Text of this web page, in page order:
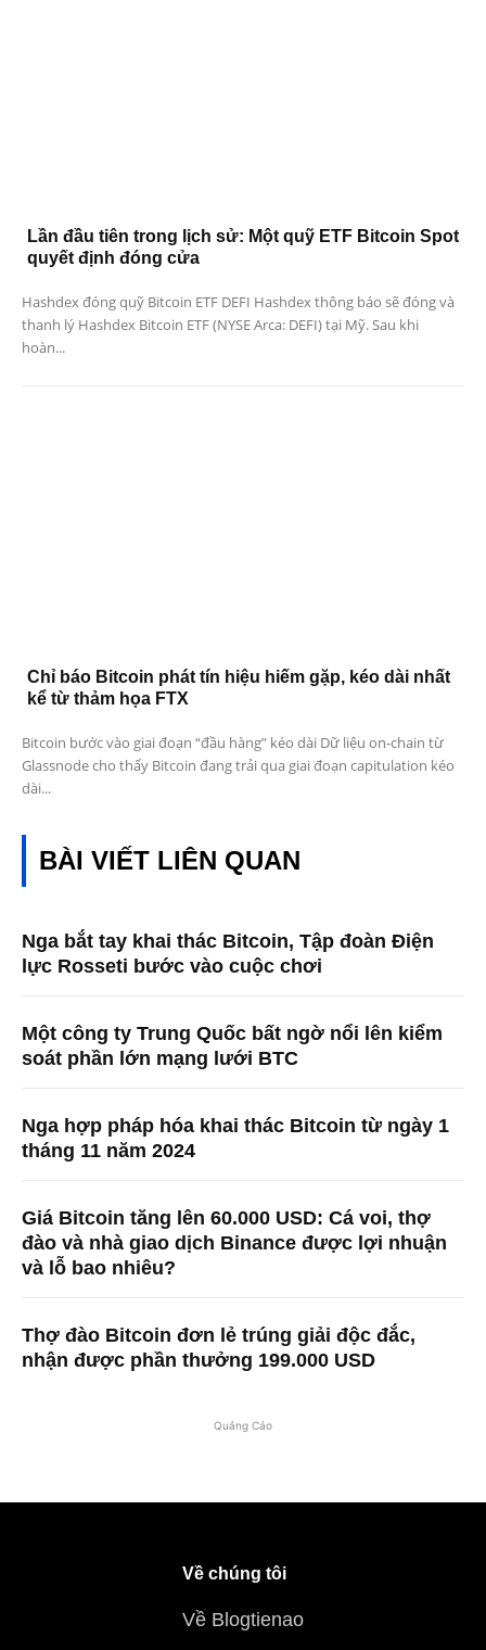
Lần đầu tiên trong lịch sử: Một quỹ ETF Bitcoin Spot
quyết định đóng cửa
Hashdex đóng quỹ Bitcoin ETF DEFI Hashdex thông báo sẽ đóng và
thanh lý Hashdex Bitcoin ETF (NYSE Arca: DEFI) tại Mỹ. Sau khi
hoàn...
Chỉ báo Bitcoin phát tín hiệu hiếm gặp, kéo dài nhất
kể từ thảm họa FTX
Bitcoin bước vào giai đoạn “đầu hàng” kéo dài Dữ liệu on-chain từ
Glassnode cho thấy Bitcoin đang trải qua giai đoạn capitulation kéo
dài...
BÀI VIẾT LIÊN QUAN
Nga bắt tay khai thác Bitcoin, Tập đoàn Điện
lực Rosseti bước vào cuộc chơi
Một công ty Trung Quốc bất ngờ nổi lên kiểm
soát phần lớn mạng lưới BTC
Nga hợp pháp hóa khai thác Bitcoin từ ngày 1
tháng 11 năm 2024
Giá Bitcoin tăng lên 60.000 USD: Cá voi, thợ
đào và nhà giao dịch Binance được lợi nhuận
và lỗ bao nhiêu?
Thợ đào Bitcoin đơn lẻ trúng giải độc đắc,
nhận được phần thưởng 199.000 USD
Quảng Cáo
Về chúng tôi
Về Blogtienao